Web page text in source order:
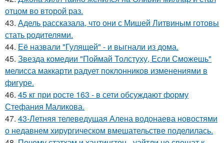
отцом во второй раз.
43. Адель рассказала, что они с Мишей Литвиным готовы
стать родителями.
44. Её назвали "Гулящей" - и выгнали из дома.
45. Звезда комедии "Поймай Толстуху, Если Сможешь"
мелисса маккарти радует поклонников изменениями в
фигуре.
46. 45 кг при росте 163 - в сети обсуждают форму
Стефания Маликова.
47. 43-Летняя телеведущая Алена водонаева новостями
о недавнем хирургическом вмешательстве поделилась.